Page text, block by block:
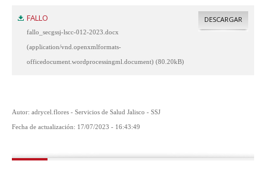
FALLO
fallo_secgssj-lscc-012-2023.docx
(application/vnd.openxmlformats-
officedocument.wordprocessingml.document) (80.20kB)
DESCARGAR
Autor: adrycel.flores - Servicios de Salud Jalisco - SSJ
Fecha de actualización: 17/07/2023 - 16:43:49